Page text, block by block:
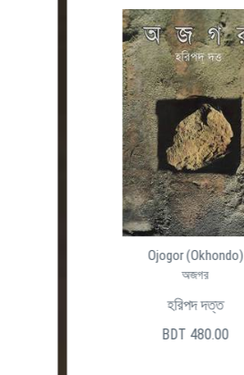
Ojogor (Okhondo)
অজগর
হরিপদ দত্ত
BDT 480.00